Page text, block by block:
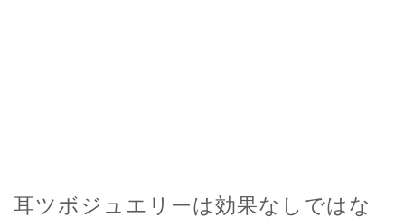
耳ツボジュエリーは効果なしではな